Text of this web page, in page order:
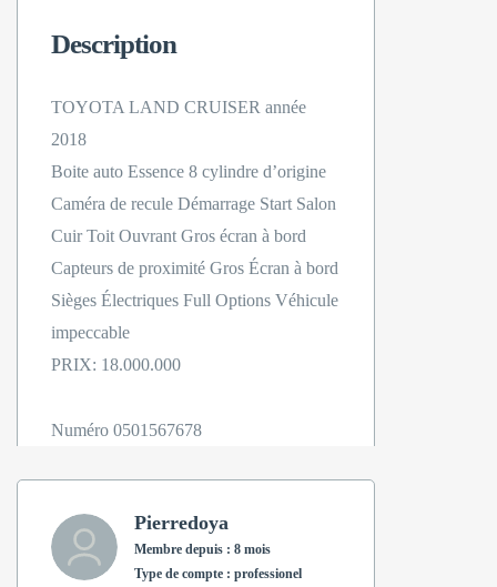
Description
TOYOTA LAND CRUISER année
2018
Boite auto Essence 8 cylindre d’origine
Caméra de recule Démarrage Start Salon
Cuir Toit Ouvrant Gros écran à bord
Capteurs de proximité Gros Écran à bord
Sièges Électriques Full Options Véhicule
impeccable
PRIX: 18.000.000
Numéro 0501567678
Pierredoya
Membre depuis : 8 mois
type de compte : professionel